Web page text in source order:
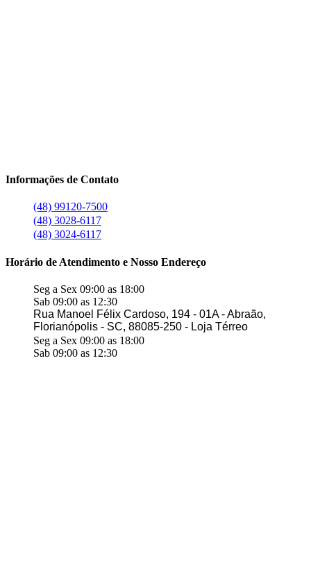
Informações de Contato
(48) 99120-7500
(48) 3028-6117
(48) 3024-6117
Horário de Atendimento e Nosso Endereço
Seg a Sex 09:00 as 18:00
Sab 09:00 as 12:30
Rua Manoel Félix Cardoso, 194 - 01A - Abraão,
Florianópolis - SC, 88085-250 - Loja Térreo
Seg a Sex 09:00 as 18:00
Sab 09:00 as 12:30